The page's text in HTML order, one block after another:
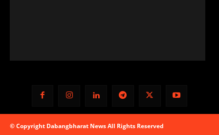
© Copyright Dabangbharat News All Rights Reserved